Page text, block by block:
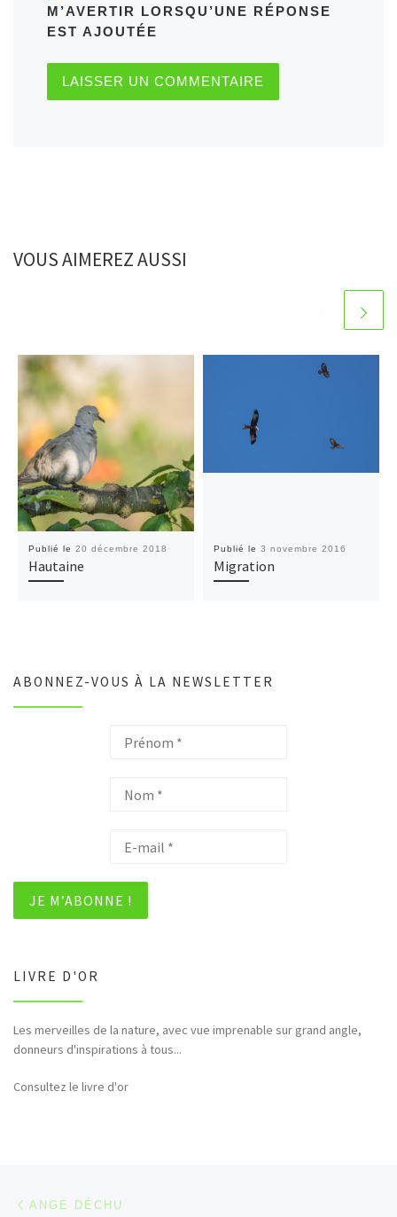
M’AVERTIR LORSQU’UNE RÉPONSE
EST AJOUTÉE
VOUS AIMEREZ AUSSI
Publié le 20 décembre 2018
Hautaine
Publié le 3 novembre 2016
Migration
ABONNEZ-VOUS À LA NEWSLETTER
LIVRE D'OR
Les merveilles de la nature, avec vue imprenable sur grand angle,
donneurs d'inspirations à tous...
Bonjour et merci pour tous ces hommages rendus à la nature (faune,
flore,etc...)
Consultez le livre d'or
Parcourir les articles
ANGE DÉCHU